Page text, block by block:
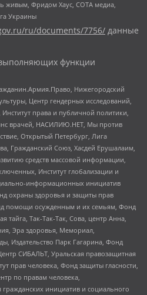
живым, Фридом Хаус, СОТА медиа,
Украины
ru/documents/7756/ данные
функции
Нижегородский
Центр гендерных исследований,
права и публичной политики,
врачей, НАСИЛИЮ.НЕТ, Мы против
Открытый Петербург, Лига
Гражданский Союз, Хасдей Ерушалаим,
средств массовой информации,
Институт глобализации и
информационных инициатив
охраны здоровья и защиты прав
помощи осужденным и их семьям, Фонд
тайга, Так-Так-Так, Сова, центр Анна,
Эра здоровья, Мемориал,
Издательство Парк Гагарина, Фонд
СИБАЛЬТ, Уральская правозащитная
прав человека, Фонд защиты гласности,
по правам человека,
инициатив и социального